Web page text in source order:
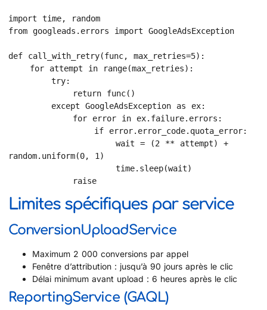
import time, random
from googleads.errors import GoogleAdsException
def call_with_retry(func, max_retries=5):
random.uniform(0, 1)
            raise
Limites spécifiques par service
ConversionUploadService
Maximum 2 000 conversions par appel
Fenêtre d’attribution : jusqu’à 90 jours après le clic
Délai minimum avant upload : 6 heures après le clic
ReportingService (GAQL)